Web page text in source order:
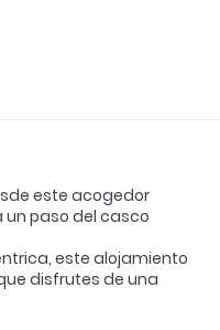
este acogedor
paso del casco
este alojamiento
disfrutes de una